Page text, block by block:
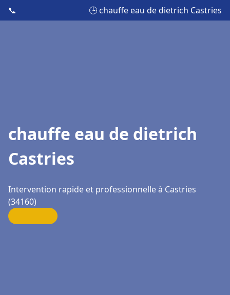
📞 🕒 chauffe eau de dietrich Castries
chauffe eau de dietrich
Castries
Intervention rapide et professionnelle à Castries
(34160)